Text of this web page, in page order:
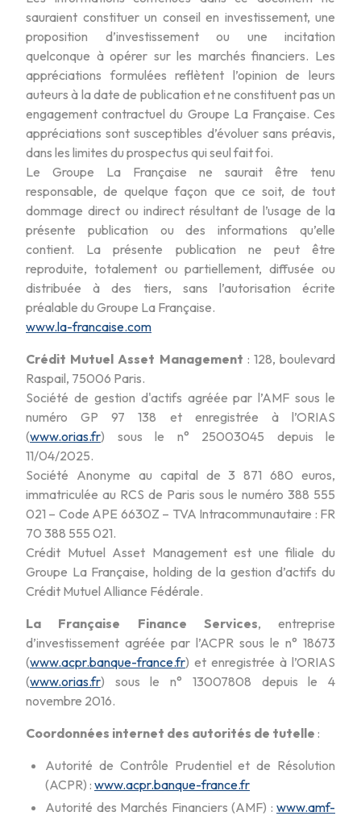
sauraient constituer un conseil en investissement, une
proposition d’investissement ou une incitation
quelconque à opérer sur les marchés financiers. Les
appréciations formulées reflètent l’opinion de leurs
auteurs à la date de publication et ne constituent pas un
engagement contractuel du Groupe La Française. Ces
appréciations sont susceptibles d’évoluer sans préavis,
dans les limites du prospectus qui seul fait foi.
Le Groupe La Française ne saurait être tenu
responsable, de quelque façon que ce soit, de tout
dommage direct ou indirect résultant de l’usage de la
présente publication ou des informations qu’elle
contient. La présente publication ne peut être
reproduite, totalement ou partiellement, diffusée ou
distribuée à des tiers, sans l’autorisation écrite
préalable du Groupe La Française.
www.la-francaise.com
Crédit Mutuel Asset Management : 128, boulevard
Raspail, 75006 Paris.
Société de gestion d'actifs agréée par l’AMF sous le
numéro GP 97 138 et enregistrée à l’ORIAS
(www.orias.fr) sous le n° 25003045 depuis le
11/04/2025.
Société Anonyme au capital de 3 871 680 euros,
immatriculée au RCS de Paris sous le numéro 388 555
021 – Code APE 6630Z – TVA Intracommunautaire : FR
70 388 555 021.
Crédit Mutuel Asset Management est une filiale du
Groupe La Française, holding de la gestion d’actifs du
Crédit Mutuel Alliance Fédérale.
La Française Finance Services, entreprise
d’investissement agréée par l’ACPR sous le n° 18673
(www.acpr.banque-france.fr) et enregistrée à l’ORIAS
(www.orias.fr) sous le n° 13007808 depuis le 4
novembre 2016.
Coordonnées internet des autorités de tutelle :
Autorité de Contrôle Prudentiel et de Résolution
(ACPR) : www.acpr.banque-france.fr
Autorité des Marchés Financiers (AMF) : www.amf-